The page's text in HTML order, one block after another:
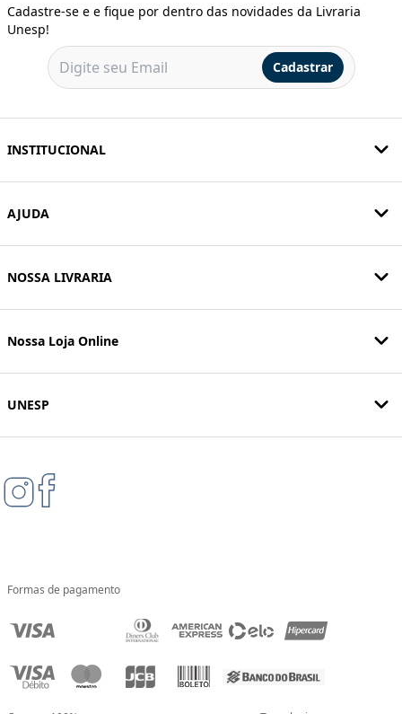
Cadastre-se e e fique por dentro das novidades da Livraria
Unesp!
Cadastrar
INSTITUCIONAL
AJUDA
NOSSA LIVRARIA
Nossa Loja Online
UNESP
Formas de pagamento